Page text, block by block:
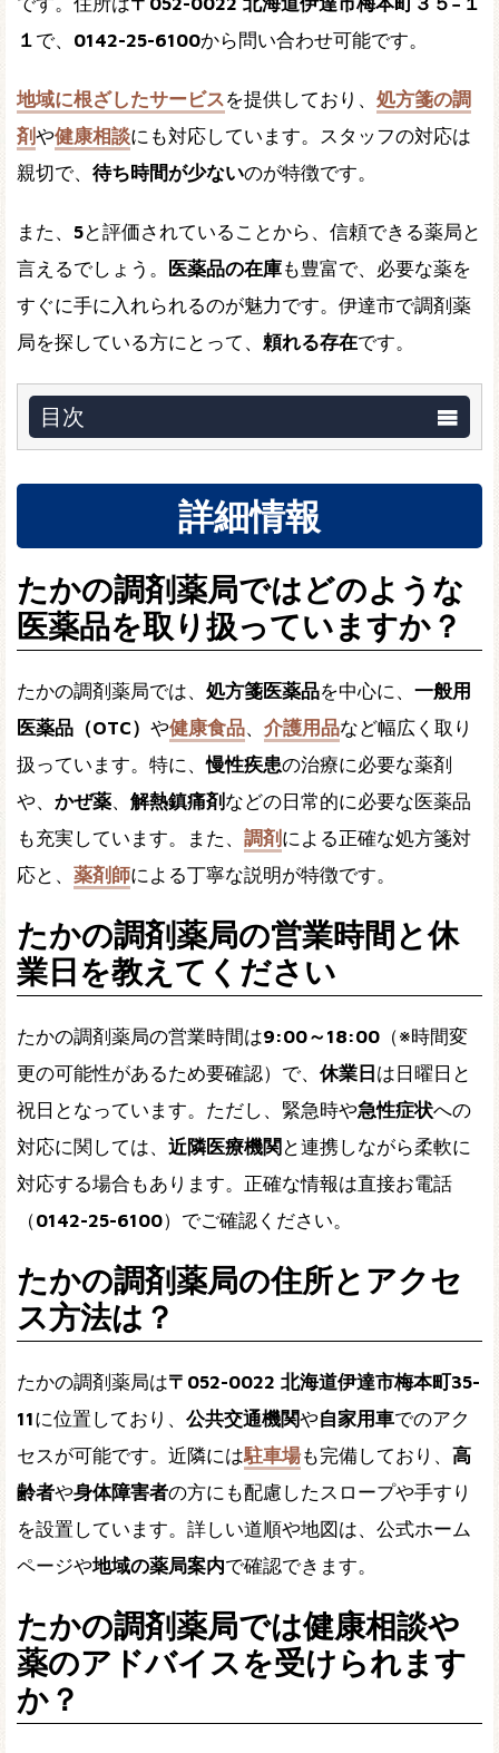
１ で、 0142-25-6100から問い合わせ可能です。
地域に根ざしたサービスを提供しており、 処方箋の調
剤や健康相談にも対応しています。スタッフの対応は
親切で、 待ち時間が少ないのが特徴です。
また、 5と評価されていることから、信頼できる薬局と
言えるでしょう。
医薬品の在庫も豊富で、必要な薬を
すぐに手に入れられるのが魅力です。伊達市で調剤薬
局を探している方にとって、 頼れる存在です。
目次
詳細情報
たかの調剤薬局ではどのような
医薬品を取り扱っていますか？
たかの調剤薬局では、 処方箋医薬品を中心に、 一般用
医薬品（OTC） や健康食品、 介護用品など幅広く取り
扱っています。特に、慢性疾患の治療に必要な薬剤
や、 かぜ薬、 解熱鎮痛剤 などの日常的に必要な医薬品
も充実しています。また、 調剤 による正確な処方箋対
応と、 薬剤師による丁寧な説明が特徴です。
たかの調剤薬局の営業時間と休
業日を教えてください
たかの調剤薬局の営業時間は9:00～18:00 （※時間変
更の可能性があるため要確認）で、 休業日は日曜日と
祝日となっています。ただし、緊急時や急性症状への
対応に関しては、 近隣医療機関 と連携しながら柔軟に
対応する場合もあります。正確な情報は直接お電話
（0142-25-6100）でご確認ください。
たかの調剤薬局の住所とアクセ
ス方法は？
たかの調剤薬局は〒052-0022 北海道伊達市梅本町35-
11に位置しており、 公共交通機関や自家用車でのアク
セスが可能です。近隣には駐車場も完備しており、 高
齢者や身体障害者の方にも配慮したスロープや手すり
を設置しています。詳しい道順や地図は、公式ホーム
ページや地域の薬局案内で確認できます。
たかの調剤薬局では健康相談や
薬のアドバイスを受けられます
か？